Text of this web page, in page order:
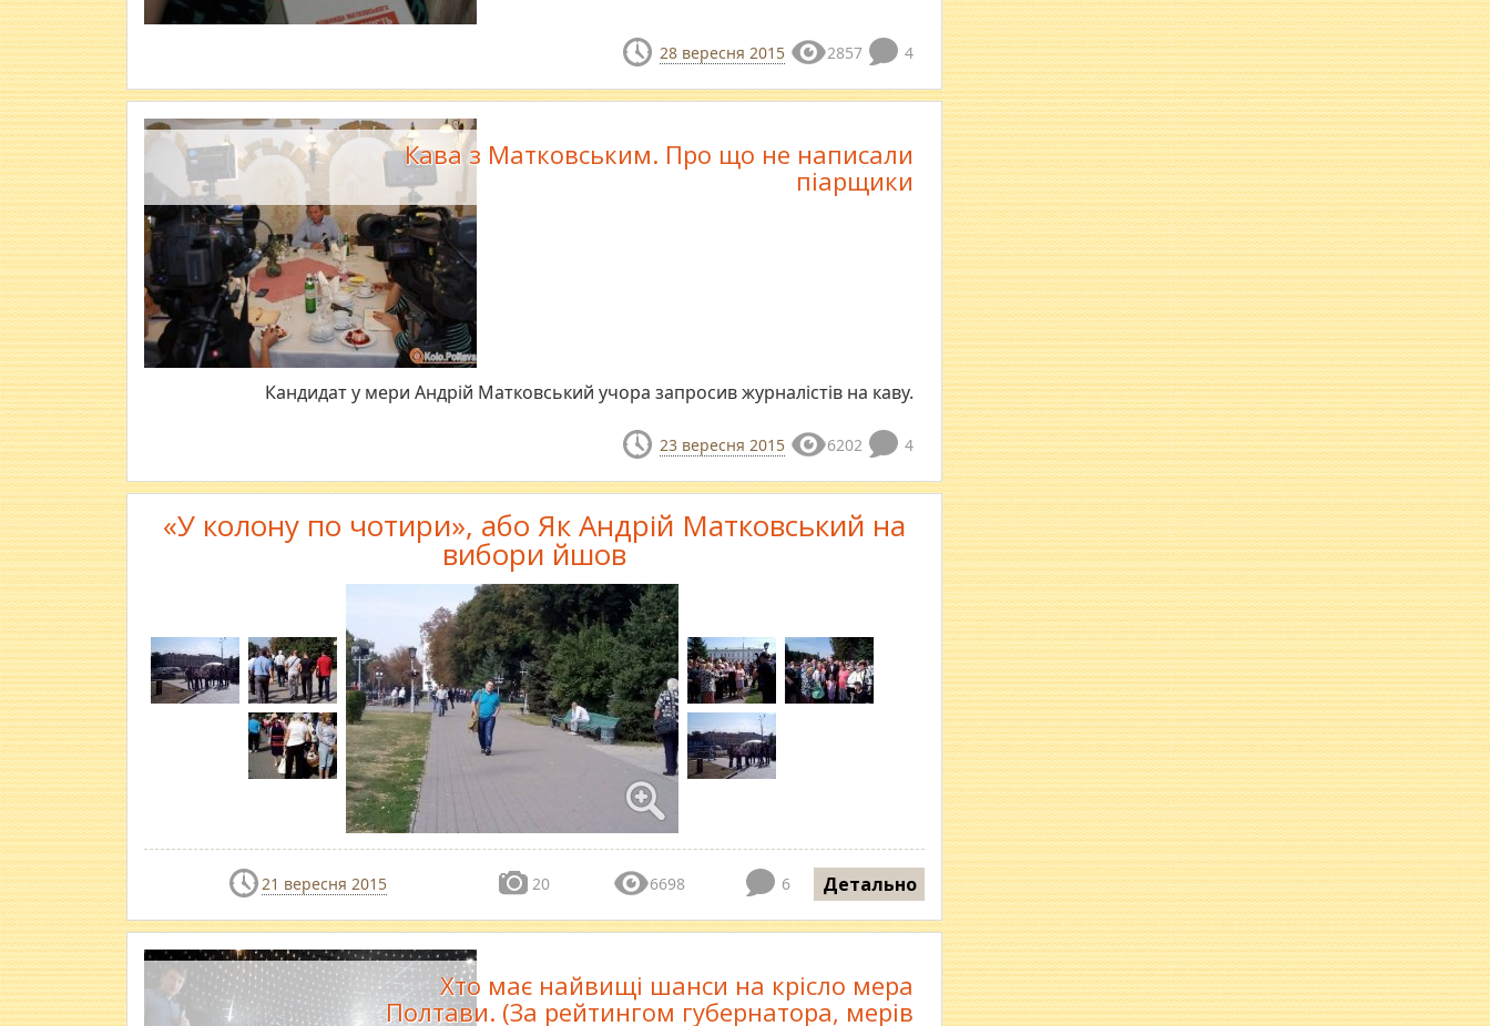
28 вересня 2015 2857 4
Кава з Матковським. Про що не написали
піарщики
Кандидат у мери Андрій Матковський учора запросив журналістів на каву.
23 вересня 2015 6202 4
«У колону по чотири», або Як Андрій Матковський на
вибори йшов
21 вересня 2015 20 6698 6 Детально
Хто має найвищі шанси на крісло мера
Полтави. (За рейтингом губернатора, мерів